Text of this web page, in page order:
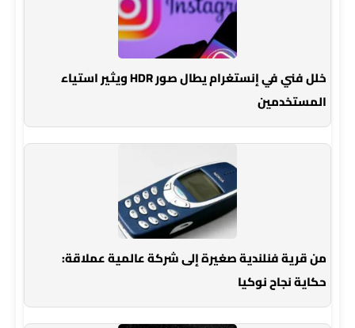
خلل فني في إنستغرام يطال صور HDR ويثير استياء
المستخدمين
من قرية فنلندية صغيرة إلى شركة عالمية عملاقة:
حكاية نجاح نوكيا